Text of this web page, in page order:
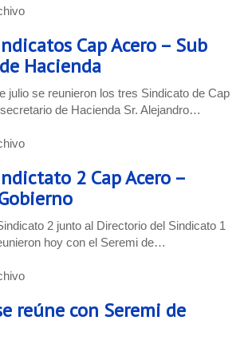
Cap Acero – Sub
Hacienda
julio se reunieron los tres Sindicato de Cap
de Hacienda Sr. Alejandro…
2 Cap Acero –
2 junto al Directorio del Sindicato 1
hoy con el Seremi de…
reúne con Seremi de